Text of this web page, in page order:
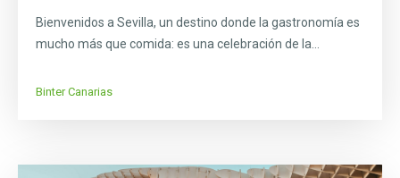
Bienvenidos a Sevilla, un destino donde la gastronomía es
mucho más que comida: es una celebración de la...
Binter Canarias